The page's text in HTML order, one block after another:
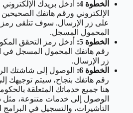
الخطوة 4:
أدخل بريدك
الإلكتروني ورقم هاتفك
على زر الإرسال. سوف تتلقى
المحمول المسجل.
الخطوة 5:
رقم هاتفك المحمول المسجل في
زر الإرسال.
الخطوة 6:
الوصول إلى شاشتك
رقم هاتفك بنجاح، سيتم توجيهك
هنا جميع خدماتك المتعلقة
الوصول إلى خدمات متنوعة، مثل
التأشيرات، والتسجيل في البرامج